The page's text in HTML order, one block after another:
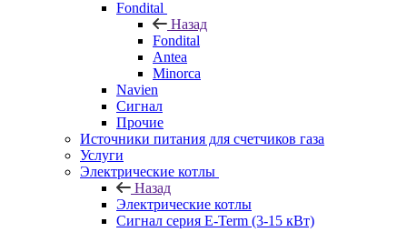
Fondital
Назад
Fondital
Antea
Minorca
Navien
Сигнал
Прочие
Источники питания для счетчиков газа
Услуги
Электрические котлы
Назад
Электрические котлы
Сигнал серия E-Term (3-15 кВт)